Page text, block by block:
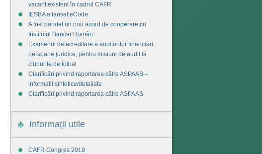
vacant existent în cadrul CAFR
IESBA a lansat eCode
A fost parafat un nou acord de cooperare cu
Institutul Bancar Român
Examenul de acreditare a auditorilor financiari,
persoane juridice, pentru misiuni de audit la
cluburile de fotbal
Clarificări privind raportarea către ASPAAS –
informatii sintetice/detaliate
Clarificări privind raportarea către ASPAAS
Informaţii utile
CAFR Congres 2019